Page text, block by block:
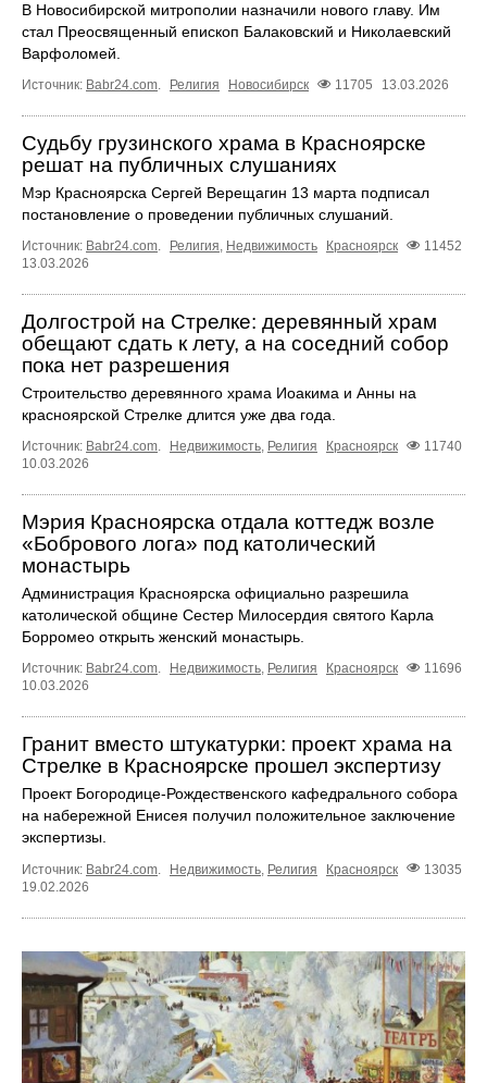
В Новосибирской митрополии назначили нового главу. Им
стал Преосвященный епископ Балаковский и Николаевский
Варфоломей.
Источник: Babr24.com. Религия Новосибирск 11705 13.03.2026
Судьбу грузинского храма в Красноярске
решат на публичных слушаниях
Мэр Красноярска Сергей Верещагин 13 марта подписал
постановление о проведении публичных слушаний.
Источник: Babr24.com. Религия, Недвижимость Красноярск
11452
13.03.2026
Долгострой на Стрелке: деревянный храм
обещают сдать к лету, а на соседний собор
пока нет разрешения
Строительство деревянного храма Иоакима и Анны на
красноярской Стрелке длится уже два года.
Источник: Babr24.com. Недвижимость, Религия Красноярск
11740
10.03.2026
Мэрия Красноярска отдала коттедж возле
«Бобрового лога» под католический
монастырь
Администрация Красноярска официально разрешила
католической общине Сестер Милосердия святого Карла
Борромео открыть женский монастырь.
Источник: Babr24.com. Недвижимость, Религия Красноярск
11696
10.03.2026
Гранит вместо штукатурки: проект храма на
Стрелке в Красноярске прошел экспертизу
Проект Богородице-Рождественского кафедрального собора
на набережной Енисея получил положительное заключение
экспертизы.
Источник: Babr24.com Недвижимость Религия Красноярск
13035
19.02.2026